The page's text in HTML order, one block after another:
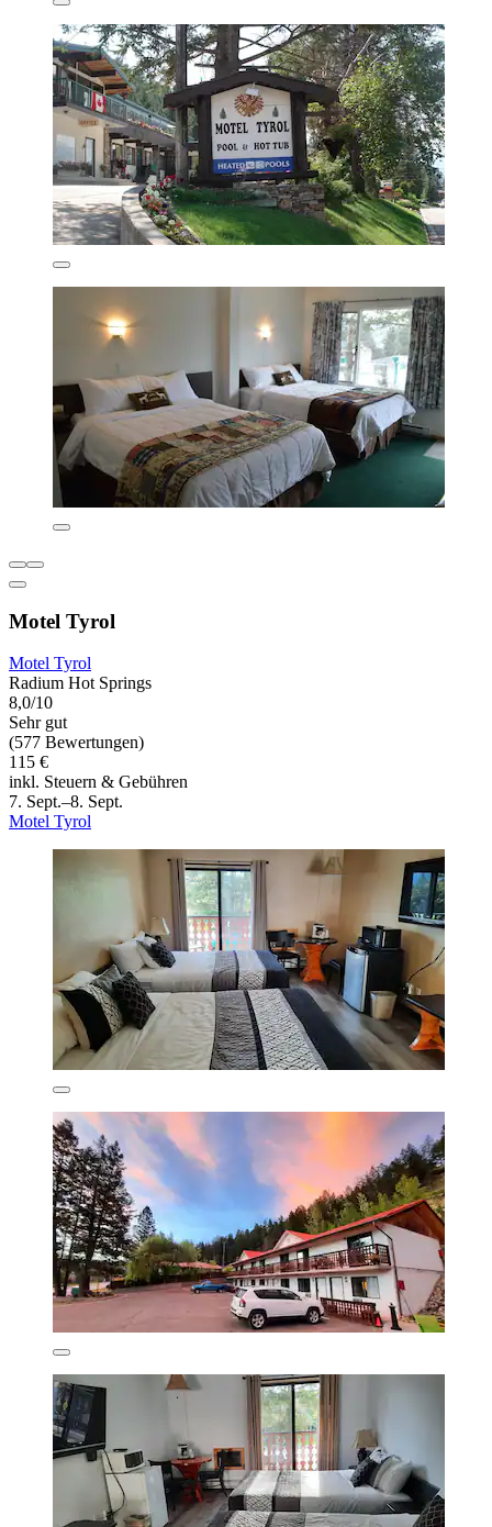
Motel Tyrol
Motel Tyrol
Radium Hot Springs
8,0/10
Sehr gut
(577 Bewertungen)
115 €
inkl. Steuern & Gebühren
7. Sept.–8. Sept.
Motel Tyrol